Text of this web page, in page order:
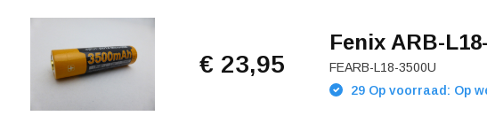
€ 23,95
Fenix ARB-
FEARB-L18-3500U
29 Op voorraad: Op